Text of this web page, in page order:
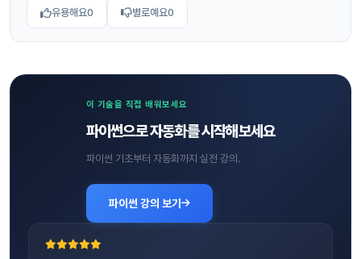
유용해요0 별로예요0
이 기술을 직접 배워보세요
파이썬으로 자동화를 시작해보세요
파이썬 기초부터 자동화까지 실전 강의.
파이썬 강의 보기